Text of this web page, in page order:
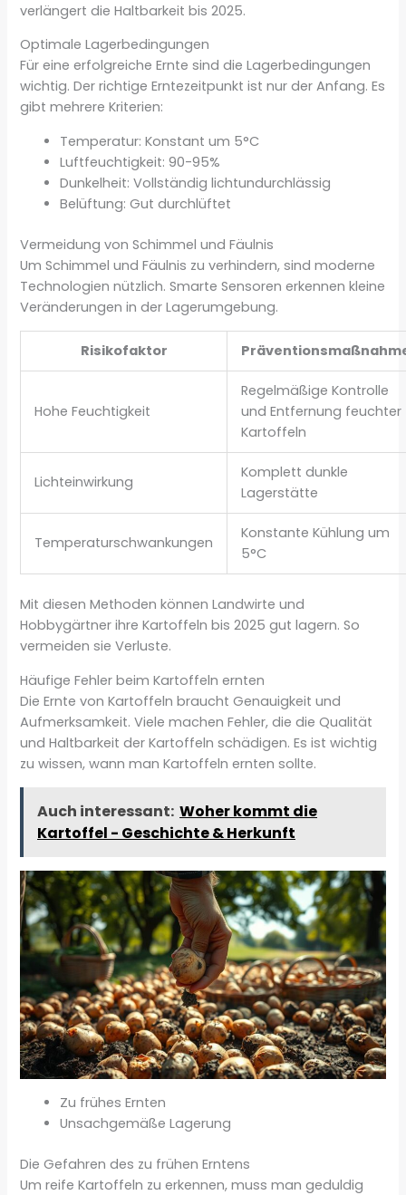
verlängert die Haltbarkeit bis 2025.
Optimale Lagerbedingungen
Für eine erfolgreiche Ernte sind die Lagerbedingungen
wichtig. Der richtige Erntezeitpunkt ist nur der Anfang. Es
gibt mehrere Kriterien:
Temperatur: Konstant um 5°C
Luftfeuchtigkeit: 90-95%
Dunkelheit: Vollständig lichtundurchlässig
Belüftung: Gut durchlüftet
Vermeidung von Schimmel und Fäulnis
Um Schimmel und Fäulnis zu verhindern, sind moderne
Technologien nützlich. Smarte Sensoren erkennen kleine
Veränderungen in der Lagerumgebung.
Risikofaktor
Hohe Feuchtigkeit
Regelmäßige Kontrolle
und Entfernung feuchter
Kartoffeln
Lichteinwirkung
Komplett dunkle
Lagerstätte
Temperaturschwankungen
Konstante Kühlung um
5°C
Mit diesen Methoden können Landwirte und
Hobbygärtner ihre Kartoffeln bis 2025 gut lagern. So
vermeiden sie Verluste.
Häufige Fehler beim Kartoffeln ernten
Die Ernte von Kartoffeln braucht Genauigkeit und
Aufmerksamkeit. Viele machen Fehler, die die Qualität
und Haltbarkeit der Kartoffeln schädigen. Es ist wichtig
zu wissen, wann man Kartoffeln ernten sollte.
Auch interessant: Woher kommt die
Kartoffel - Geschichte & Herkunft
Zu frühes Ernten
Unsachgemäße Lagerung
Die Gefahren des zu frühen Erntens
Um reife Kartoffeln zu erkennen, muss man geduldig